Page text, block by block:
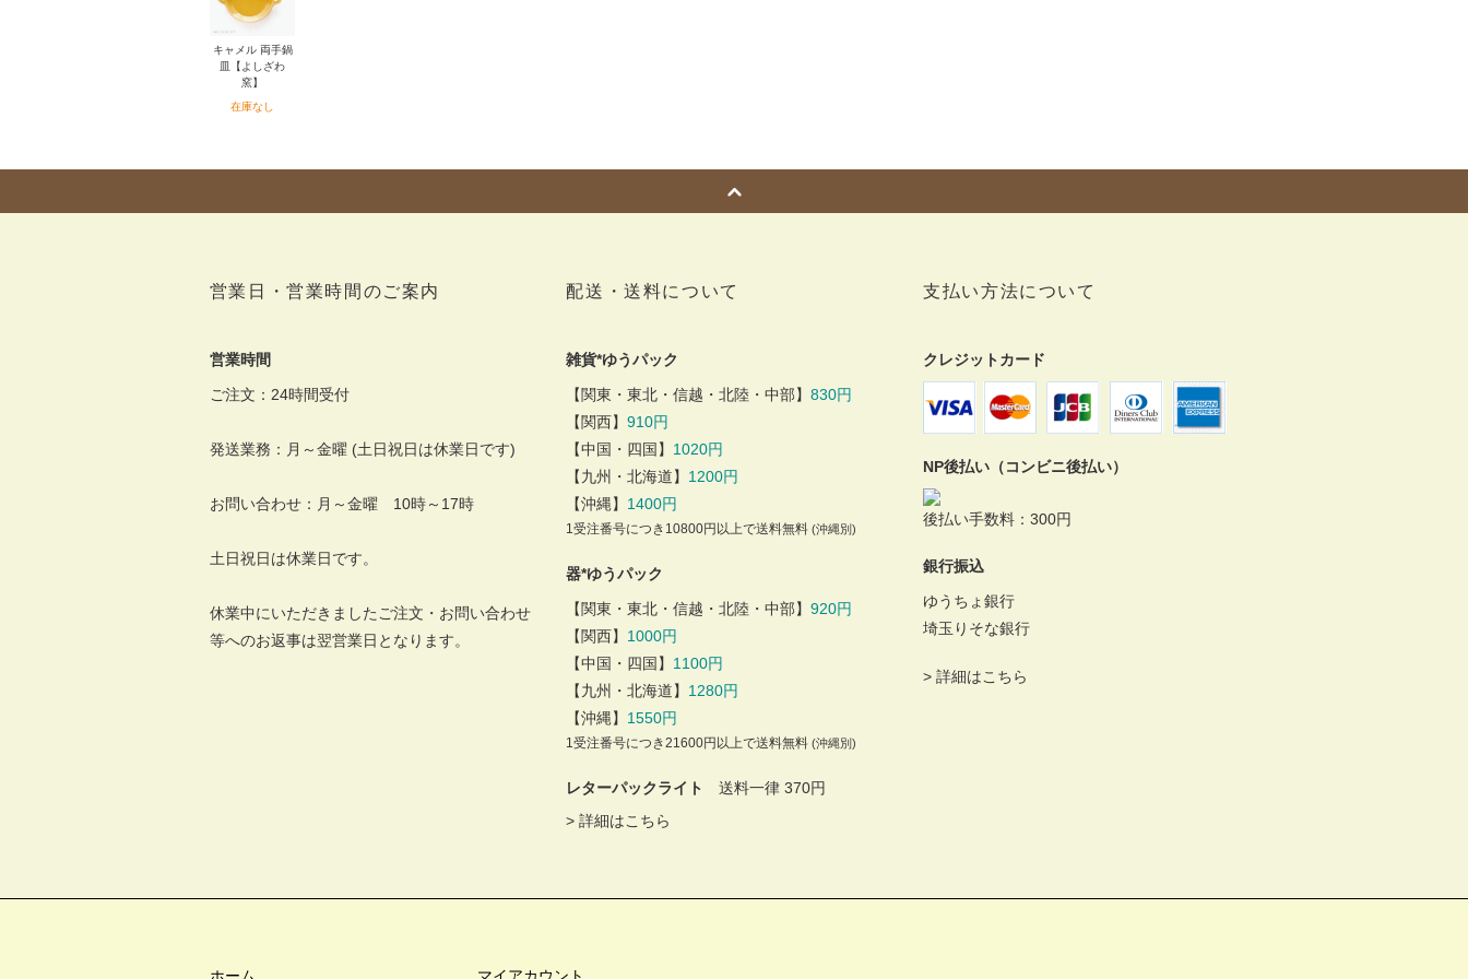
キャメル 両手鍋
皿【よしざわ
窯】
在庫なし
営業日・営業時間のご案内
営業時間
ご注文：24時間受付
発送業務：月～金曜 (土日祝日は休業日です)
お問い合わせ：月～金曜 10時～17時
土日祝日は休業日です。
休業中にいただきましたご注文・お問い合わせ
等へのお返事は翌営業日となります。
配送・送料について
雑貨*ゆうパック
【関東・東北・信越・北陸・中部】830円
【関西】910円
【中国・四国】 1020円
【九州・北海道】 1200円
【沖縄】 1400円
1受注番号につき10800円以上で送料無料 (沖縄別)
器*ゆうパック
【関東・東北・信越・北陸・中部】920円
【関西】 1000円
【中国・四国】 1100円
【九州・北海道】 1280円
【沖縄】 1550円
1受注番号につき21600円以上で送料無料 (沖縄別)
レターパックライト送料一律 370円
>詳細はこちら
支払い方法について
クレジットカード
NP後払い（コンビニ後払い）
後払い手数料：300円
銀行振込
ゆうちょ銀行
埼玉りそな銀行
>詳細はこちら